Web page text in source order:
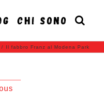
CHI SONO
/ Il fabbro Franz al Modena Park